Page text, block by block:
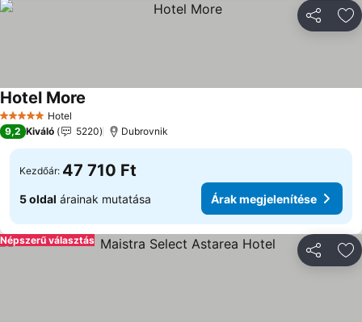
5 KategóriaHotel
Hotel More
9,2 Kiváló 5220 Dubrovnik
Kezdőár: 47 710 Ft
5 oldal árainak mutatása Árak megjelenítése
Népszerű választás